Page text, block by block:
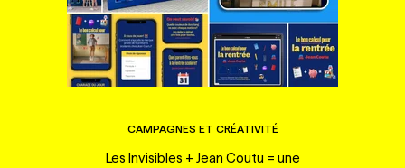
CAMPAGNES ET CRÉATIVITÉ
Les Invisibles + Jean Coutu = une